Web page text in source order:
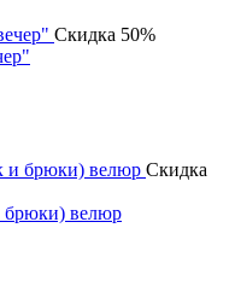
Скидка 50%
Скидка
велюр